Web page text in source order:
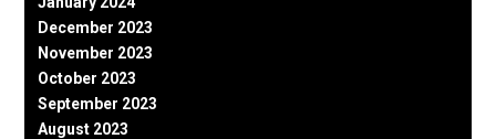
December 2023
November 2023
October 2023
September 2023
August 2023